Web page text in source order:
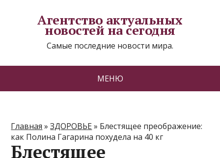
Агентство актуальных
новостей на сегодня
Самые последние новости мира.
МЕНЮ
Главная »ЗДОРОВЬЕ» Блестящее преображение:
как Полина Гагарина похудела на 40 кг
Блестящее